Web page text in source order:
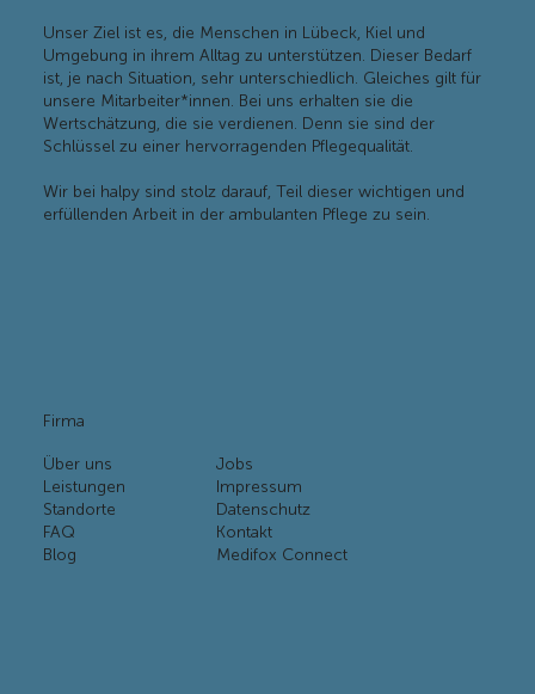
Unser Ziel ist es, die Menschen in Lübeck, Kiel und
Umgebung in ihrem Alltag zu unterstützen. Dieser Bedarf
ist, je nach Situation, sehr unterschiedlich. Gleiches gilt für
unsere Mitarbeiter*innen. Bei uns erhalten sie die
Wertschätzung, die sie verdienen. Denn sie sind der
Schlüssel zu einer hervorragenden Pflegequalität.
Wir bei halpy sind stolz darauf, Teil dieser wichtigen und
erfüllenden Arbeit in der ambulanten Pflege zu sein.
Firma
Über uns
Leistungen
Standorte
FAQ
Blog
Jobs
Impressum
Datenschutz
Kontakt
Medifox Connect